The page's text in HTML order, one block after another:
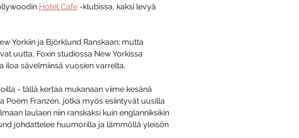
Hotel Cafe -klubissa, kaksi levyä
Yorkiin ja Björklund Ranskaan; mutta
uutta, Foxin studiossa New Yorkissa
iloa sävelmiinsä vuosien varrelta.
- tällä kertaa mukanaan viime kesänä
Poèm Franzén, jotka myös esiintyvät uusilla
laulaen niin ranskaksi kuin englanniksikin
johdattelee huumorilla ja lämmöllä yleisön